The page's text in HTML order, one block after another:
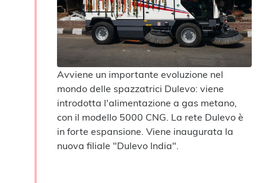
Avviene un importante evoluzione nel
mondo delle spazzatrici Dulevo: viene
introdotta l'alimentazione a gas metano,
con il modello 5000 CNG. La rete Dulevo è
in forte espansione. Viene inaugurata la
nuova filiale "Dulevo India".